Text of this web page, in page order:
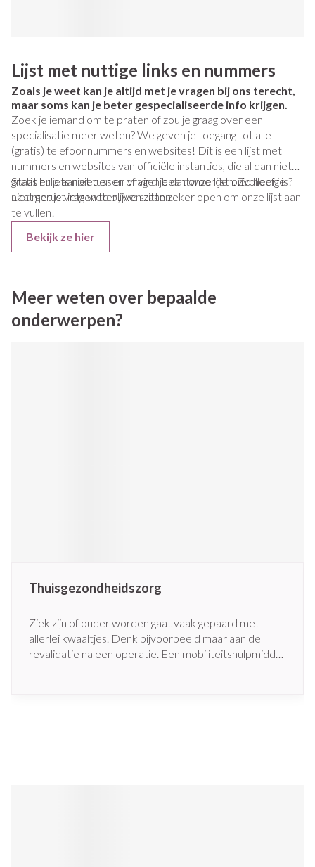
Lijst met nuttige links en nummers
Zoals je weet kan je altijd met je vragen bij ons terecht,
maar soms kan je beter gespecialiseerde info krijgen.
Zoek je iemand om te praten of zou je graag over een
specialisatie meer weten? We geven je toegang tot alle
(gratis) telefoonnummers en websites! Dit is een lijst met
nummers en websites van officiële instanties, die al dan niet
gratis hulp aanbieden en vragen beantwoorden. Zo hoef je
niet met je vragen te blijven zitten.
Staat er iets niet tussen of vind je dat onze lijst onvolledig is?
Laat gerust iets weten, we staan zeker open om onze lijst aan
te vullen!
Bekijk ze hier
Meer weten over bepaalde
onderwerpen?
Thuisgezondheidszorg
Ziek zijn of ouder worden gaat vaak gepaard met
allerlei kwaaltjes. Denk bijvoorbeeld maar aan de
revalidatie na een operatie. Een mobiliteitshulpmiddel